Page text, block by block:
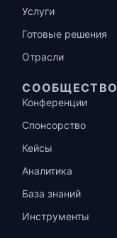
Услуги
Готовые решения
Отрасли
СООБЩЕСТВО
Конференции
Спонсорство
Кейсы
Аналитика
База знаний
Инструменты